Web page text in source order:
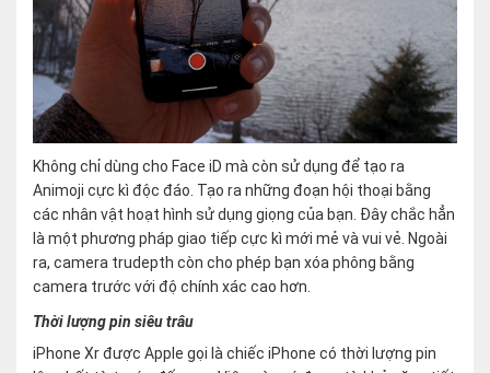
Không chỉ dùng cho Face iD mà còn sử dụng để tạo ra
Animoji cực kì độc đáo. Tạo ra những đoạn hội thoại bằng
các nhân vật hoạt hình sử dụng giọng của bạn. Đây chắc hẳn
là một phương pháp giao tiếp cực kì mới mẻ và vui vẻ. Ngoài
ra, camera trudepth còn cho phép bạn xóa phông bằng
camera trước với độ chính xác cao hơn.
Thời lượng pin siêu trâu
iPhone Xr được Apple gọi là chiếc iPhone có thời lượng pin